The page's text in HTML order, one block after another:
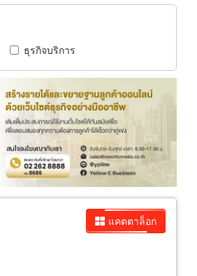
ธุรกิจบริการ
แคตตาล็อก